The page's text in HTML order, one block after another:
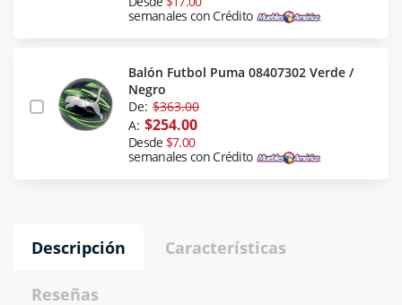
semanales con Crédito
Balón Futbol Puma 08407302 Verde /
Negro
De: $363.00
A: $254.00
Desde $7.00
semanales con Crédito
Descripción Características
Reseñas